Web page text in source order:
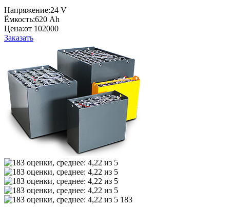
Напряжение:24 V
Ёмкость:620 Ah
Цена:от 102000
Заказать
183